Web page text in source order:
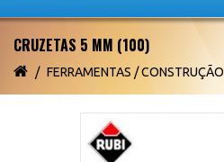
CRUZETAS 5 MM (100)
FERRAMENTAS / CONSTRUÇÃO